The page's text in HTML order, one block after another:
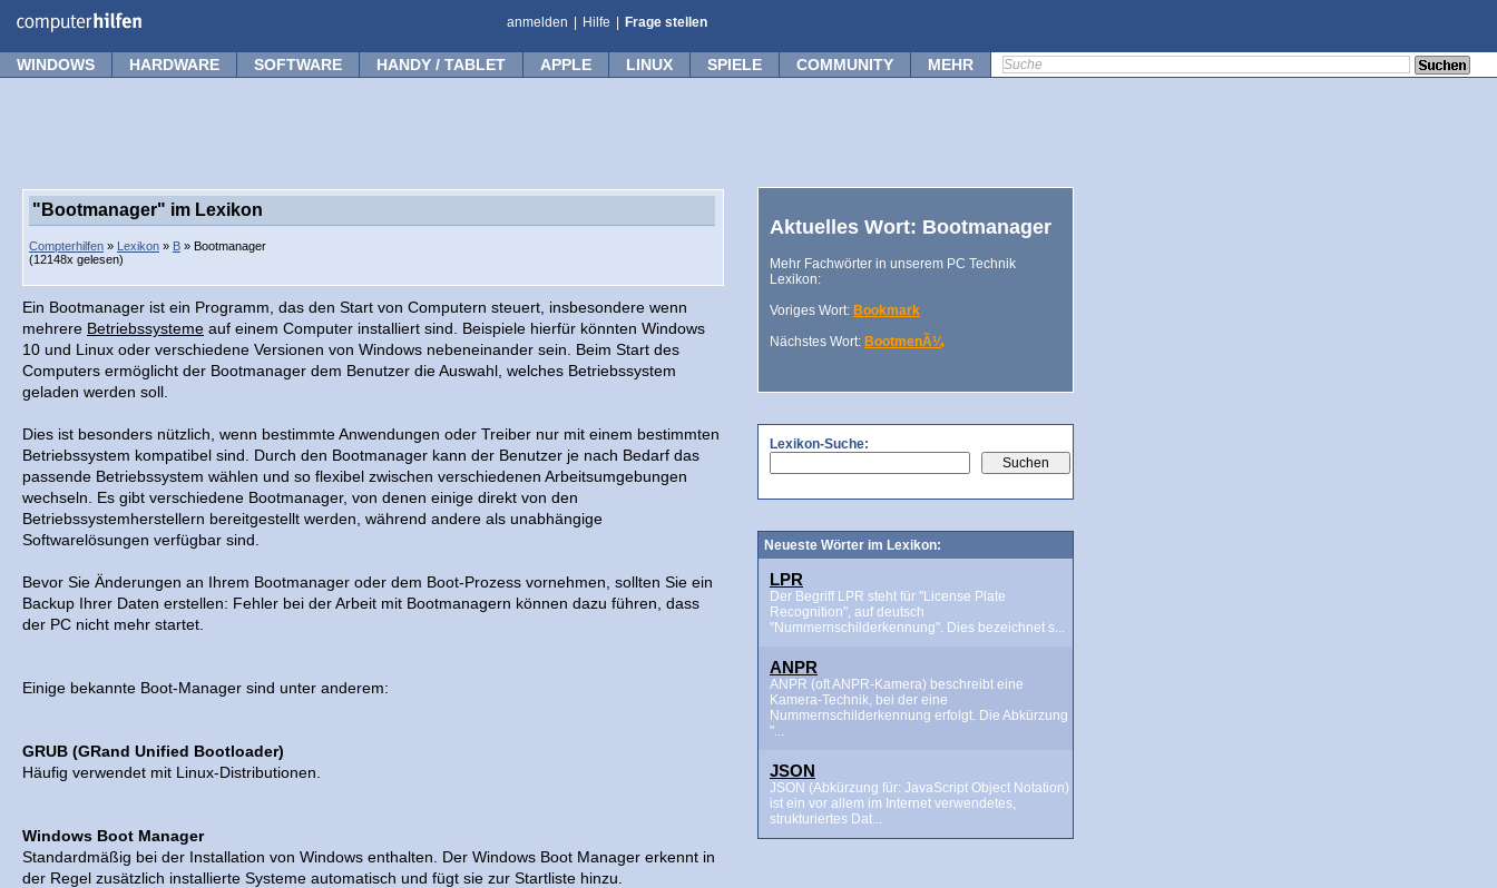
anmelden Hilfe Frage stellen
WINDOWS HARDWARE SOFTWARE HANDY / TABLET APPLE LINUX SPIELE COMMUNITY MEHR
"Bootmanager" im Lexikon
Compterhilfen » Lexikon » B » Bootmanager
(12148x gelesen)
Ein Bootmanager ist ein Programm, das den Start von Computern steuert, insbesondere wenn
mehrere Betriebssysteme auf einem Computer installiert sind. Beispiele hierfür könnten Windows
10 und Linux oder verschiedene Versionen von Windows nebeneinander sein. Beim Start des
Computers ermöglicht der Bootmanager dem Benutzer die Auswahl, welches Betriebssystem
geladen werden soll.
Dies ist besonders nützlich, wenn bestimmte Anwendungen oder Treiber nur mit einem bestimmten
Betriebssystem kompatibel sind. Durch den Bootmanager kann der Benutzer je nach Bedarf das
passende Betriebssystem wählen und so flexibel zwischen verschiedenen Arbeitsumgebungen
wechseln. Es gibt verschiedene Bootmanager, von denen einige direkt von den
Betriebssystemherstellern bereitgestellt werden, während andere als unabhängige
Softwarelösungen verfügbar sind.
Bevor Sie Änderungen an Ihrem Bootmanager oder dem Boot-Prozess vornehmen, sollten Sie ein
Backup Ihrer Daten erstellen: Fehler bei der Arbeit mit Bootmanagern können dazu führen, dass
der PC nicht mehr startet.
Einige bekannte Boot-Manager sind unter anderem:
GRUB (GRand Unified Bootloader)
Häufig verwendet mit Linux-Distributionen.
Windows Boot Manager
Standardmäßig bei der Installation von Windows enthalten. Der Windows Boot Manager erkennt in
der Regel zusätzlich installierte Systeme automatisch und fügt sie zur Startliste hinzu.
Aktuelles Wort: Bootmanager
Mehr Fachwörter in unserem PC Technik
Lexikon:
Voriges Wort: Bookmark
Nächstes Wort: BootmenÃ¼
Lexikon-Suche:
Neueste Wörter im Lexikon:
LPR
Der Begriff LPR steht für "License Plate
Recognition", auf deutsch
"Nummernschilderkennung". Dies bezeichnet s...
ANPR
ANPR (oft ANPR-Kamera) beschreibt eine
Kamera-Technik, bei der eine
Nummernschilderkennung erfolgt. Die Abkürzung
"...
JSON
JSON (Abkürzung für: JavaScript Object Notation)
ist ein vor allem im Internet verwendetes,
strukturiertes Dat...